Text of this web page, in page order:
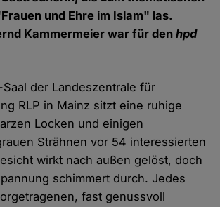
und Ehre im Islam" las.
Kammermeier war für denhpd
der Landeszentrale für
RLP in Mainz sitzt eine ruhige
Locken und einigen
Strähnen vor 54 interessierten
wirkt nach außen gelöst, doch
schimmert durch. Jedes
fast genussvoll